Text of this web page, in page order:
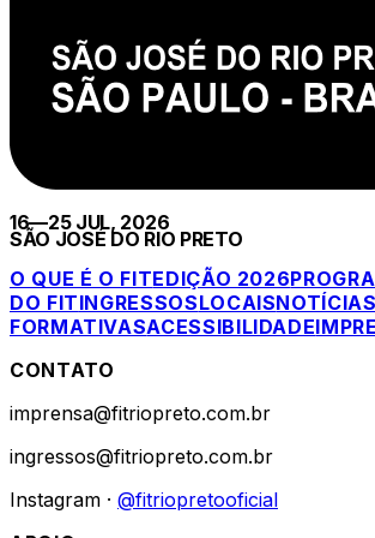
16—25 JUL, 2026
SÃO JOSÉ DO RIO PRETO
O QUE É O FITEDIÇÃO 2026
DO FITINGRESSOSLOCAISNOTÍCIAS
FORMATIVASACESSIBILIDADE
CONTATO
imprensa@fitriopreto.com.br
ingressos@fitriopreto.com.br
Instagram · @fitriopretooficial